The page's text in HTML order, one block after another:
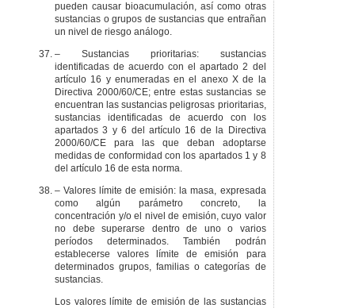
pueden causar bioacumulación, así como otras
sustancias o grupos de sustancias que entrañan
un nivel de riesgo análogo.
– Sustancias prioritarias: sustancias
identificadas de acuerdo con el apartado 2 del
artículo 16 y enumeradas en el anexo X de la
Directiva 2000/60/CE; entre estas sustancias se
encuentran las sustancias peligrosas prioritarias,
sustancias identificadas de acuerdo con los
apartados 3 y 6 del artículo 16 de la Directiva
2000/60/CE para las que deban adoptarse
medidas de conformidad con los apartados 1 y 8
del artículo 16 de esta norma.
– Valores límite de emisión: la masa, expresada
como algún parámetro concreto, la
concentración y/o el nivel de emisión, cuyo valor
no debe superarse dentro de uno o varios
períodos determinados. También podrán
establecerse valores límite de emisión para
determinados grupos, familias o categorías de
sustancias.
Los valores límite de emisión de las sustancias